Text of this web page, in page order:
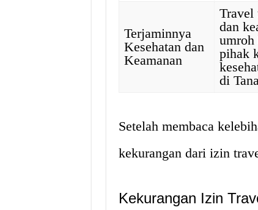
Terjaminnya
Kesehatan dan
Keamanan
Travel
dan
umroh
pihak
di
Setelah membaca
kekurangan dari izin
Kekurangan Izin